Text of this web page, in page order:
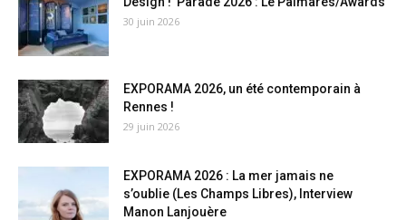
30 juin 2026
EXPORAMA 2026, un été contemporain à
Rennes !
29 juin 2026
EXPORAMA 2026 : La mer jamais ne
s’oublie (Les Champs Libres), Interview
Manon Lanjouère